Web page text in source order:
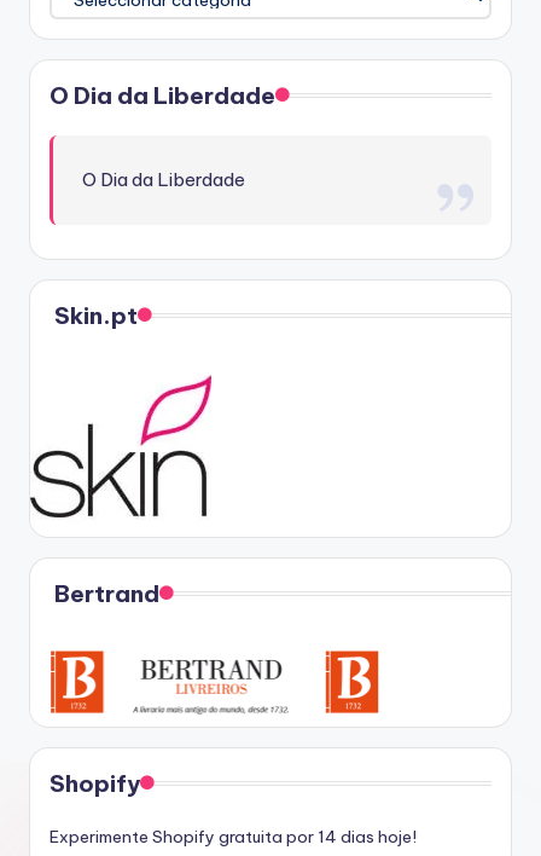
O Dia da Liberdade
O Dia da Liberdade
Skin.pt
Bertrand
Shopify
Experimente Shopify gratuita por 14 dias hoje!